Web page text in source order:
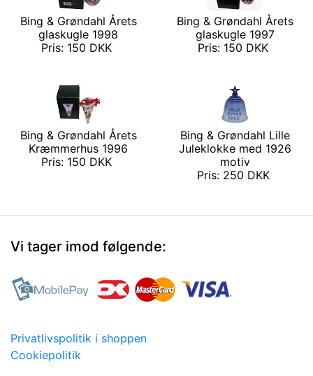
Bing & Grøndahl Årets
glaskugle 1998
Pris: 150 DKK
Bing & Grøndahl Årets
glaskugle 1997
Pris: 150 DKK
Bing & Grøndahl Årets
Kræmmerhus 1996
Pris: 150 DKK
Bing & Grøndahl Lille
Juleklokke med 1926
motiv
Pris: 250 DKK
Vi tager imod følgende:
Privatlivspolitik i shoppen
Cookiepolitik